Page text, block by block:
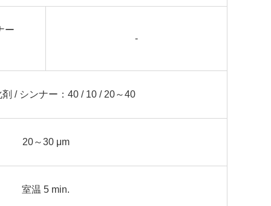
ー
-
/ シンナー：40 / 10 / 20～40
20～30 μm
室温 5 min.